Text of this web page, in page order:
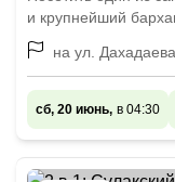
и крупнейший
на ул. Дахадаева
сб, 20 июнь, в 04:30